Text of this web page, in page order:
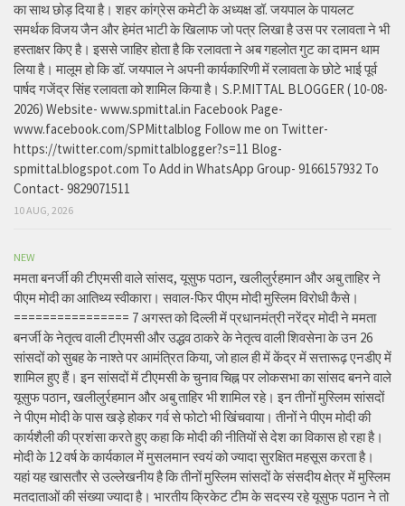
का साथ छोड़ दिया है। शहर कांग्रेस कमेटी के अध्यक्ष डॉ. जयपाल के पायलट
समर्थक विजय जैन और हेमंत भाटी के खिलाफ जो पत्र लिखा है उस पर रलावता ने भी
हस्ताक्षर किए है। इससे जाहिर होता है कि रलावता ने अब गहलोत गुट का दामन थाम
लिया है। मालूम हो कि डॉ. जयपाल ने अपनी कार्यकारिणी में रलावता के छोटे भाई पूर्व
पार्षद गजेंद्र सिंह रलावता को शामिल किया है। S.P.MITTAL BLOGGER ( 10-08-
2026) Website- www.spmittal.in Facebook Page-
www.facebook.com/SPMittalblog Follow me on Twitter-
https://twitter.com/spmittalblogger?s=11 Blog-
spmittal.blogspot.com To Add in WhatsApp Group- 9166157932 To
Contact- 9829071511
10 AUG, 2026
NEW
ममता बनर्जी की टीएमसी वाले सांसद, यूसुफ पठान, खलीलुर्रहमान और अबु ताहिर ने
पीएम मोदी का आतिथ्य स्वीकारा। सवाल-फिर पीएम मोदी मुस्लिम विरोधी कैसे।
================ 7 अगस्त को दिल्ली में प्रधानमंत्री नरेंद्र मोदी ने ममता
बनर्जी के नेतृत्व वाली टीएमसी और उद्धव ठाकरे के नेतृत्व वाली शिवसेना के उन 26
सांसदों को सुबह के नाश्ते पर आमंत्रित किया, जो हाल ही में केंद्र में सत्तारूढ़ एनडीए में
शामिल हुए हैं। इन सांसदों में टीएमसी के चुनाव चिह्न पर लोकसभा का सांसद बनने वाले
यूसुफ पठान, खलीलुर्रहमान और अबु ताहिर भी शामिल रहे। इन तीनों मुस्लिम सांसदों
ने पीएम मोदी के पास खड़े होकर गर्व से फोटो भी खिंचवाया। तीनों ने पीएम मोदी की
कार्यशैली की प्रशंसा करते हुए कहा कि मोदी की नीतियों से देश का विकास हो रहा है।
मोदी के 12 वर्ष के कार्यकाल में मुसलमान स्वयं को ज्यादा सुरक्षित महसूस करता है।
यहां यह खासतौर से उल्लेखनीय है कि तीनों मुस्लिम सांसदों के संसदीय क्षेत्र में मुस्लिम
मतदाताओं की संख्या ज्यादा है। भारतीय क्रिकेट टीम के सदस्य रहे यूसुफ पठान ने तो